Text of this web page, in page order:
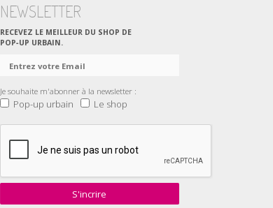
NEWSLETTER
RECEVEZ LE MEILLEUR DU SHOP DE
POP‑UP URBAIN.
Je souhaite m'abonner à la newsletter :
Pop-up urbain Le shop
S'incrire